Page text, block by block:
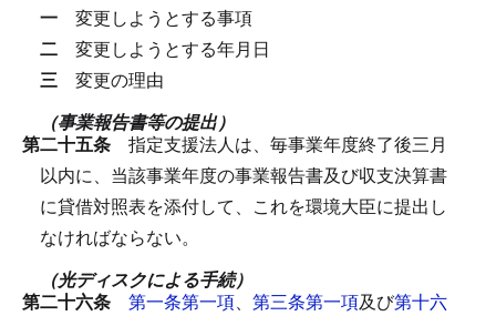
一 変更しようとする事項
二 変更しようとする年月日
三 変更の理由
（事業報告書等の提出）
第二十五条 指定支援法人は、毎事業年度終了後三月
以内に、当該事業年度の事業報告書及び収支決算書
に貸借対照表を添付して、これを環境大臣に提出し
なければならない。
（光ディスクによる手続）
第二十六条 第一条第一項、 第三条第一項及び第十六